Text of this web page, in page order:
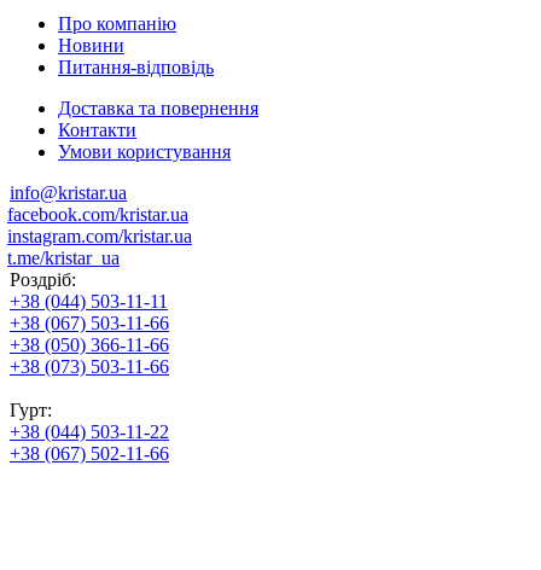
Про компанію
Новини
Питання-відповідь
Доставка та повернення
Контакти
Умови користування
info@kristar.ua
facebook.com/kristar.ua
instagram.com/kristar.ua
t.me/kristar_ua
Роздріб:
+38 (044) 503-11-11
+38 (067) 503-11-66
+38 (050) 366-11-66
+38 (073) 503-11-66
Гурт:
+38 (044) 503-11-22
+38 (067) 502-11-66